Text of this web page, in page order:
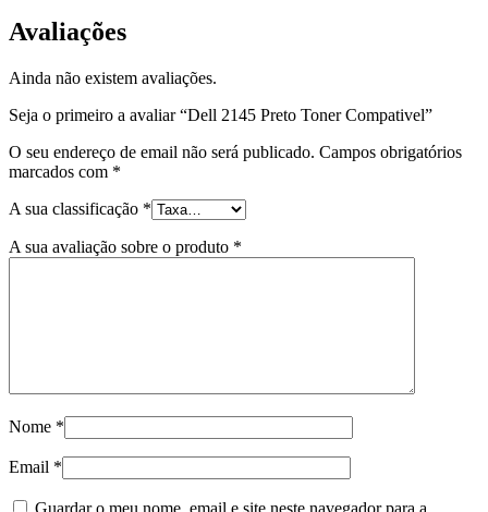
Avaliações
Ainda não existem avaliações.
Seja o primeiro a avaliar “Dell 2145 Preto Toner Compativel”
O seu endereço de email não será publicado. Campos obrigatórios
marcados com *
A sua classificação *
A sua avaliação sobre o produto *
Nome *
Email *
Guardar o meu nome, email e site neste navegador para a